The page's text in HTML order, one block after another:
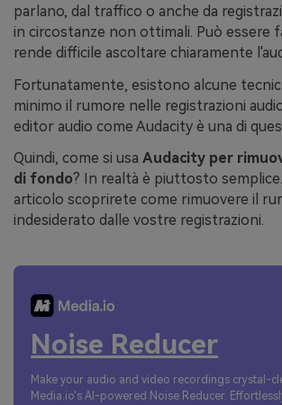
parlano, dal traffico o anche da
in circostanze non ottimali. Può essere
rende difficile ascoltare chiaramente
Fortunatamente, esistono alcune
minimo il rumore nelle registrazioni
editor audio come Audacity è una di
Quindi, come si usa Audacity per
di fondo? In realtà è piuttosto
articolo scoprirete come rimuovere il
indesiderato dalle vostre registrazioni.
Noise Reducer
Make your audio and video recordings crystal-
Media.io's AI-powered Noise Reducer.